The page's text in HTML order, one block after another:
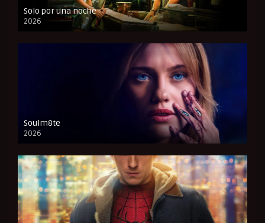
Solo por una noche
2026
CAM
Soulm8te
2026
FULL HD